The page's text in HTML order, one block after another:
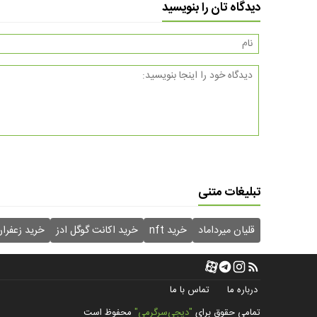
دیدگاه تان را بنویسید
تبلیغات متنی
قلیان میرداماد خرید nft خرید اکانت گوگل ادز خرید
درباره ما
تماس با ما
تمامی حقوق برای "دیجی‌سرگرمی" محفوظ است